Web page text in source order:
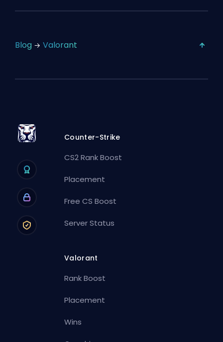
Blog Valorant
Counter-Strike
CS2 Rank Boost
Placement
Free CS Boost
Server Status
Valorant
Rank Boost
Placement
Wins